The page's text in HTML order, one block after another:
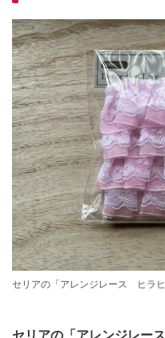
セリアの「アレンジレース ヒラヒ
セリアの「アレンジレー